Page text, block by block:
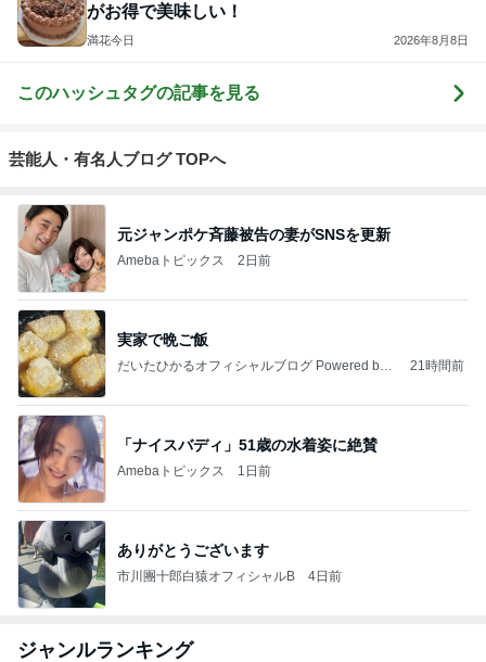
がお得で美味しい！
満花今日 2026年8月8日
このハッシュタグの記事を見る
芸能人・有名人ブログ TOPへ
元ジャンポケ斉藤被告の妻がSNSを更新
Amebaトピックス 2日前
実家で晩ご飯
だいたひかるオフィシャルブログ Powered by
21時間前
「ナイスバディ」51歳の水着姿に絶賛
Amebaトピックス 1日前
ありがとうございます
市川團十郎白猿オフィシャルB 4日前
ジャンルランキング